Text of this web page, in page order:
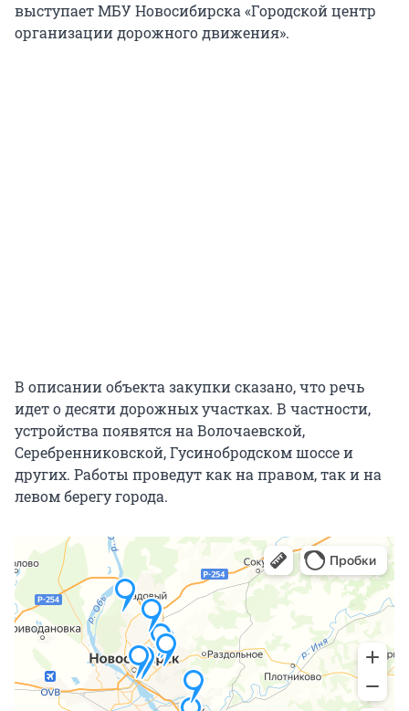
выступает МБУ Новосибирска «Городской центр
организации дорожного движения».
В описании объекта закупки сказано, что речь
идет о десяти дорожных участках. В частности,
устройства появятся на Волочаевской,
Серебренниковской, Гусинобродском шоссе и
других. Работы проведут как на правом, так и на
левом берегу города.